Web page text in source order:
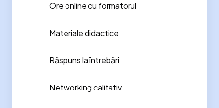
Ore online cu formatorul
Materiale didactice
Răspuns la întrebări
Networking calitativ